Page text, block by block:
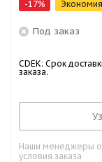
-17% Экономия
Под заказ
CDEK: Срок
заказа.
Наши менеджеры
условия заказа